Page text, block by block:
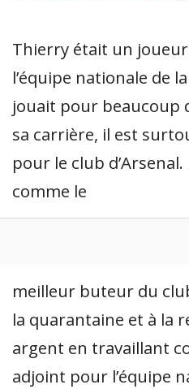
Thierry était un
l’équipe nationale de
jouait pour beaucoup
sa carrière, il est
pour le club
comme le
meilleur buteur du
la quarantaine et à la
argent en travaillant
adjoint pour l’équipe